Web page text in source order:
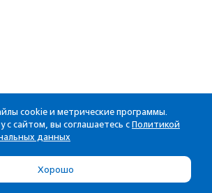
cookie и метрические программы.
сайтом, вы соглашаетесь с Политикой
данных
Хорошо